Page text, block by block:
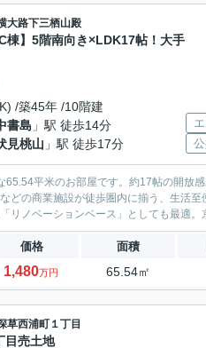
大路下三栖山殿
C棟】5階南向き×LDK17帖！大手
/築45年 /10階建
書島 」駅 徒歩14分
見桃山 」駅 徒歩17分
平米のお部屋です。約17帖の開放
設が徒歩圏内に揃う、生活至便なロケーショ
リノベーションベース」としても最適。
価格 面積
1,480万円 65.54㎡
草西浦町１丁目
目売土地